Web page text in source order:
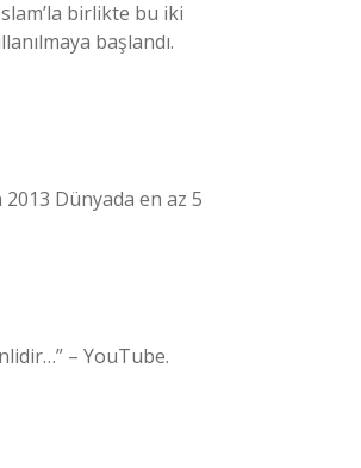
birlikte bu iki
başlandı.
2013 Dünyada en az 5
– YouTube.